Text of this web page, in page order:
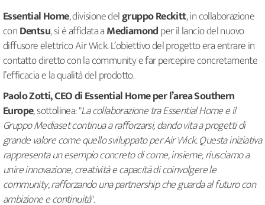
Essential Home, divisione delgruppo Reckitt, in collaborazione
conDentsu, si è affidata aMediamondper il lancio del nuovo
diffusore elettrico Air Wick. L’obiettivo del progetto era entrare in
contatto diretto con la community e far percepire concretamente
l’efficacia e la qualità del prodotto.
Paolo Zotti, CEO di Essential Home per l’area Southern
Europe, sottolinea: "La collaborazione tra Essential Home e il
Gruppo Mediaset continua a rafforzarsi, dando vita a progetti di
grande valore come quello sviluppato per Air Wick. Questa iniziativa
rappresenta un esempio concreto di come, insieme, riusciamo a
unire innovazione, creatività e capacità di coinvolgere le
community, rafforzando una partnership che guarda al futuro con
ambizione e continuità".